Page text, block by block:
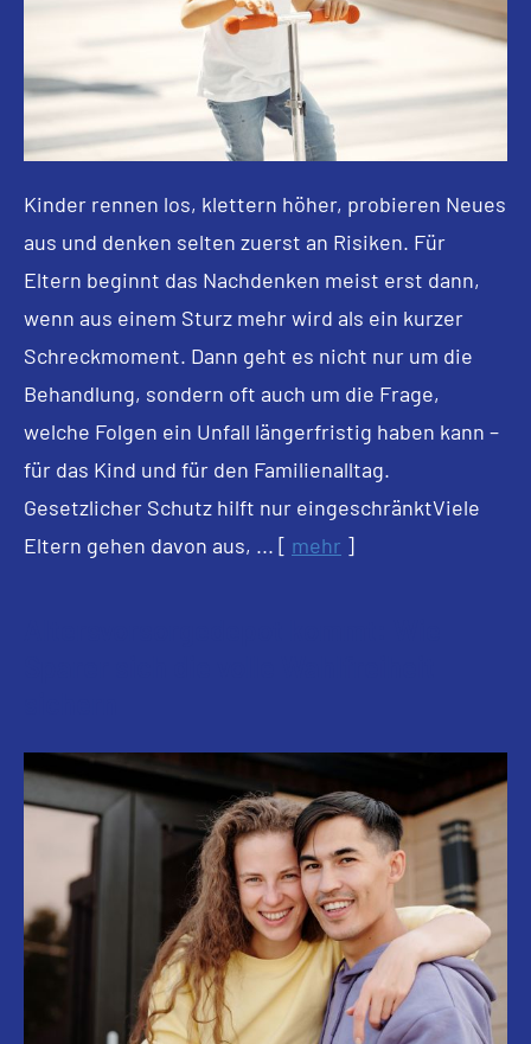
Kinder rennen los, klettern höher, probieren Neues
aus und denken selten zuerst an Risiken. Für
Eltern beginnt das Nachdenken meist erst dann,
wenn aus einem Sturz mehr wird als ein kurzer
Schreckmoment. Dann geht es nicht nur um die
Behandlung, sondern oft auch um die Frage,
welche Folgen ein Unfall längerfristig haben kann –
für das Kind und für den Familienalltag.
Gesetzlicher Schutz hilft nur eingeschränktViele
Eltern gehen davon aus, ... [ mehr ]